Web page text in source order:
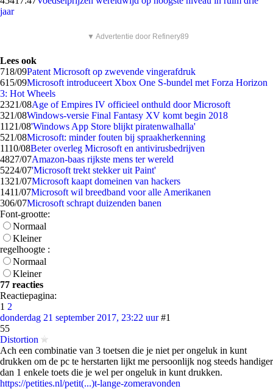
jaar
▼ Advertentie door Refinery89
Lees ook
718/09Patent Microsoft op zwevende vingerafdruk
615/09Microsoft introduceert Xbox One S-bundel met Forza Horizon
3: Hot Wheels
2321/08Age of Empires IV officieel onthuld door Microsoft
321/08Windows-versie Final Fantasy XV komt begin 2018
11 21/08'Windows App Store blijkt piratenwalhalla'
521/08Microsoft: minder fouten bij spraakherkenning
1110/08Beter overleg Microsoft en antivirusbedrijven
4827/07Amazon-baas rijkste mens ter wereld
5224/07'Microsoft trekt stekker uit Paint'
1321/07Microsoft kaapt domeinen van hackers
1411/07Microsoft wil breedband voor alle Amerikanen
306/07Microsoft schrapt duizenden banen
Font-grootte:
Normaal
Kleiner
regelhoogte :
Normaal
Kleiner
77 reacties
Reactiepagina:
1 2
donderdag 21 september 2017, 23:22 uur #1
55
Distortion
Ach een combinatie van 3 toetsen die je niet per ongeluk in kunt
drukken om de pc te herstarten lijkt me persoonlijk nog steeds handiger
dan 1 enkele toets die je wel per ongeluk in kunt drukken.
https://petities.nl/petit(...)t-lange-zomeravonden